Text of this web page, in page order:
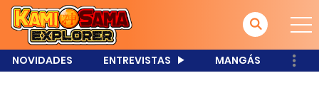
NOVIDADES ENTREVISTAS MANGÁS